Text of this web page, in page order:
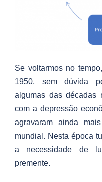
Se voltarmos no
1950, sem dúvida
algumas das décadas
com a depressão
agravaram ainda
mundial. Nesta época
a necessidade de
premente.